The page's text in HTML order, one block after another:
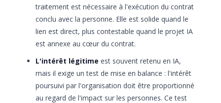
traitement est nécessaire à l'exécution du contrat
conclu avec la personne. Elle est solide quand le
lien est direct, plus contestable quand le projet IA
est annexe au cœur du contrat.
L'intérêt légitime est souvent retenu en IA,
mais il exige un test de mise en balance : l'intérêt
poursuivi par l'organisation doit être proportionné
au regard de l'impact sur les personnes. Ce test